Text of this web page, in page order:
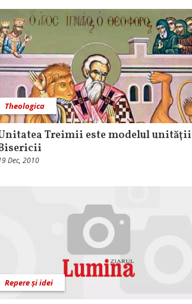
Theologica
Treimii este modelul unităţii
Dec, 2010
Repere și idei